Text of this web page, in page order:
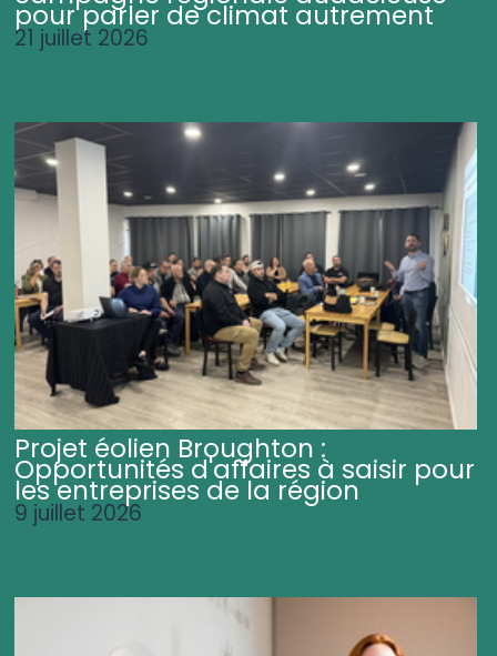
pour parler de climat autrement
21 juillet 2026
Projet éolien Broughton :
Opportunités d'affaires à saisir pour
les entreprises de la région
9 juillet 2026